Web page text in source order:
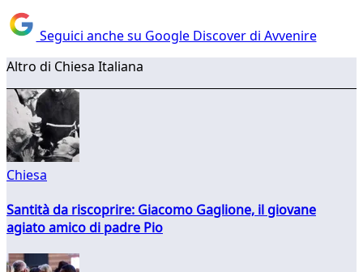
Seguici anche su Google Discover di Avvenire
Altro di Chiesa Italiana
Chiesa
Santità da riscoprire: Giacomo Gaglione, il giovane
agiato amico di padre Pio